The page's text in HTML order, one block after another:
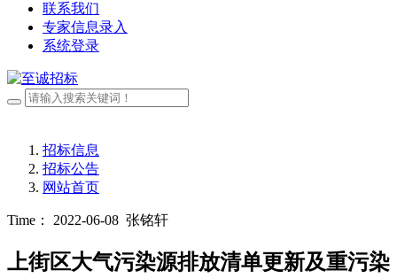
联系我们
专家信息录入
系统登录
招标信息
招标公告
网站首页
Time： 2022-06-08 张铭轩
上街区大气污染源排放清单更新及重污染